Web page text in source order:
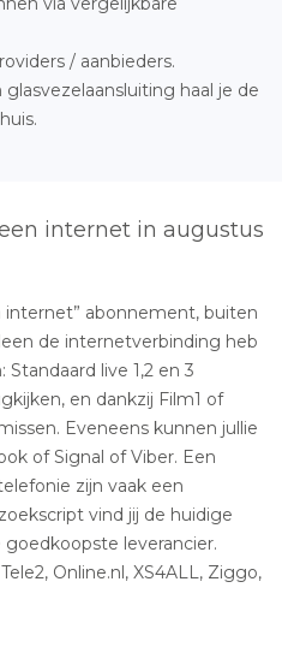
/ aanbieders.
haal je de
internet in augustus
internet” abonnement, buiten
de internetverbinding heb
live 1,2 en 3
en dankzij Film1 of
Eveneens kunnen jullie
of Signal of Viber. Een
zijn vaak een
vind jij de huidige
leverancier.
Online.nl, XS4ALL, Ziggo,